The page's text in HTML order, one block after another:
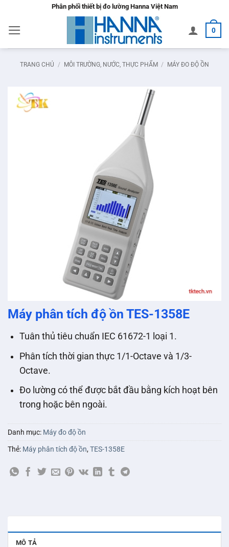
nội
dung
Phân phối thiết bị đo lường Hanna Việt Nam
0
TRANG CHỦ / MÔI TRƯỜNG, NƯỚC, THỰC PHẨM / MÁY ĐO ĐỘ ỒN
Máy phân tích độ ồn TES-1358E
Tuân thủ tiêu chuẩn IEC 61672-1 loại 1.
Phân tích thời gian thực 1/1-Octave và 1/3-
Octave.
Đo lường có thể được bắt đầu bằng kích hoạt bên
trong hoặc bên ngoài.
Danh mục: Máy đo độ ồn
Thẻ: Máy phân tích độ ồn,TES-1358E
MÔ TẢ